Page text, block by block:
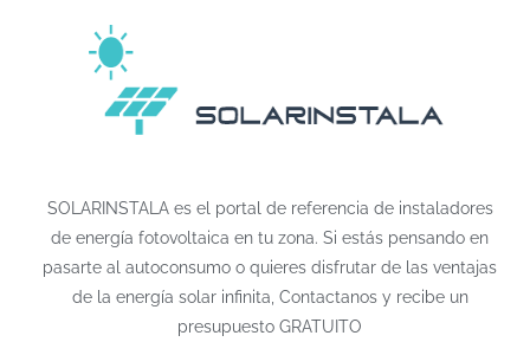
SOLARINSTALA es el portal de referencia de instaladores
de energía fotovoltaica en tu zona. Si estás pensando en
pasarte al autoconsumo o quieres disfrutar de las ventajas
de la energía solar infinita, Contactanos y recibe un
presupuesto GRATUITO